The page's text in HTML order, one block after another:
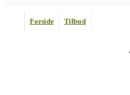
Forside Tilbud